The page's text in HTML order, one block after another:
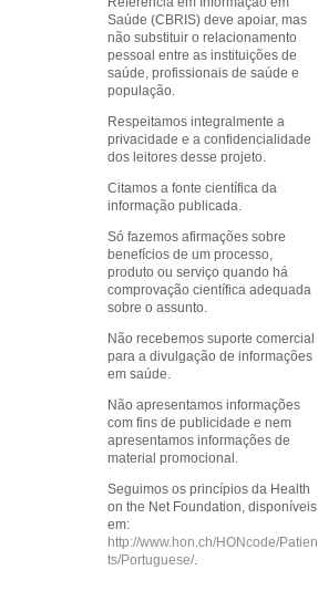
Saúde (CBRIS) deve apoiar, mas
não substituir o relacionamento
pessoal entre as instituições de
saúde, profissionais de saúde e
população.
Respeitamos integralmente a
privacidade e a confidencialidade
dos leitores desse projeto.
Citamos a fonte científica da
informação publicada.
Só fazemos afirmações sobre
benefícios de um processo,
produto ou serviço quando há
comprovação científica adequada
sobre o assunto.
Não recebemos suporte comercial
para a divulgação de informações
em saúde.
Não apresentamos informações
com fins de publicidade e nem
apresentamos informações de
material promocional.
Seguimos os princípios da Health
on the Net Foundation, disponíveis
em:
http://www.hon.ch/HONcode/Patien
ts/Portuguese/.